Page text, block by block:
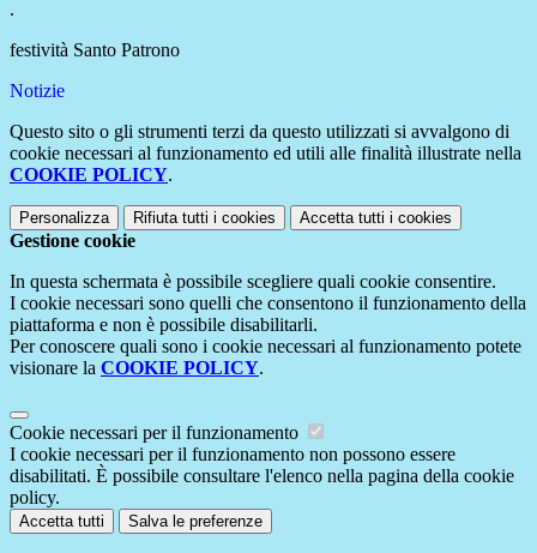
.
festività Santo Patrono
Notizie
Questo sito o gli strumenti terzi da questo utilizzati si avvalgono di
cookie necessari al funzionamento ed utili alle finalità illustrate nella
COOKIE POLICY.
Personalizza Rifiuta tutti i cookies Accetta tutti i cookies
Gestione cookie
In questa schermata è possibile scegliere quali cookie consentire.
I cookie necessari sono quelli che consentono il funzionamento della
piattaforma e non è possibile disabilitarli.
Per conoscere quali sono i cookie necessari al funzionamento potete
visionare la COOKIE POLICY.
Cookie necessari per il funzionamento
I cookie necessari per il funzionamento non possono essere
disabilitati. È possibile consultare l'elenco nella pagina della cookie
policy.
Accetta tutti Salva le preferenze